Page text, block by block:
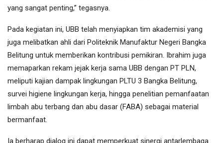
yang sangat penting,” tegasnya.
Pada kegiatan ini, UBB telah menyiapkan tim akademisi yang
juga melibatkan ahli dari Politeknik Manufaktur Negeri Bangka
Belitung untuk memberikan kontribusi pemikiran. Ibrahim juga
memaparkan rekam jejak kerja sama UBB dengan PT PLN,
meliputi kajian dampak lingkungan PLTU 3 Bangka Belitung,
survei higiene lingkungan kerja, hingga penelitian pemanfaatan
limbah abu terbang dan abu dasar (FABA) sebagai material
bermanfaat.
Ia berharap dialog ini dapat memperkuat sinergi antarlembaga